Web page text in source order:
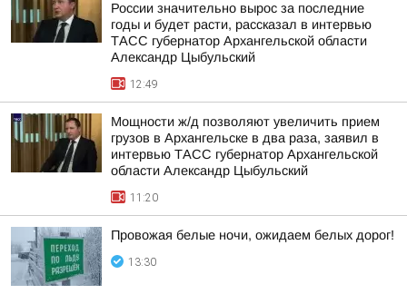
России значительно вырос за последние
годы и будет расти, рассказал в интервью
ТАСС губернатор Архангельской области
Александр Цыбульский
12:49
Мощности ж/д позволяют увеличить прием
грузов в Архангельске в два раза, заявил в
интервью ТАСС губернатор Архангельской
области Александр Цыбульский
11:20
Провожая белые ночи, ожидаем белых дорог!
13:30